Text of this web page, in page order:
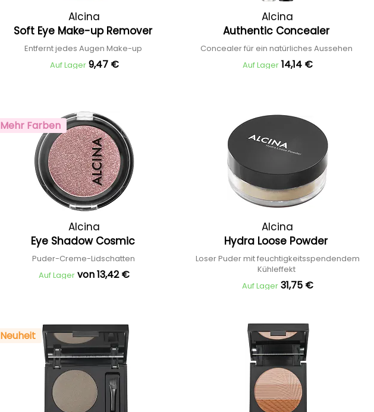
Alcina
Soft Eye Make-up Remover
Entfernt jedes Augen Make-up
Auf Lager 9,47 €
Alcina
Authentic Concealer
Concealer für ein natürliches Aussehen
Auf Lager 14,14 €
Mehr Farben
Alcina
Eye Shadow Cosmic
Puder-Creme-Lidschatten
Auf Lager von 13,42 €
Alcina
Hydra Loose Powder
Loser Puder mit feuchtigkeitsspendendem
Kühleffekt
Auf Lager 31,75 €
Neuheit